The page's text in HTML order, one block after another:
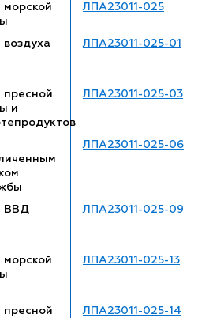
морской
ЛПА23011-025
воздуха ЛПА23011-025-01
пресной
и
ЛПА23011-025-03
ЛПА23011-025-06
ВВД ЛПА23011-025-09
морской
ЛПА23011-025-13
пресной
ЛПА23011-025-14